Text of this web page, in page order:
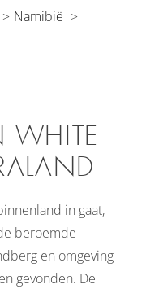
Namibië
WHITE
in gaat,
beroemde
en omgeving
gevonden. De